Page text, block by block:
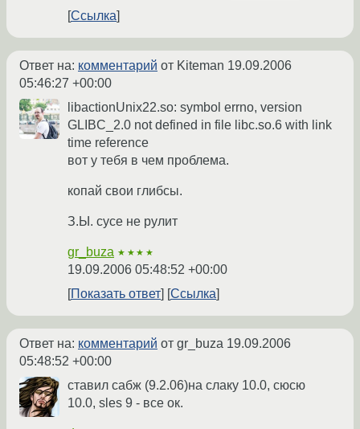
Ссылка
Ответ на: комментарий от Kiteman 19.09.2006
05:46:27 +00:00
libactionUnix22.so: symbol errno, version
GLIBC_2.0 not defined in file libc.so.6 with link
time reference
вот у тебя в чем проблема.
копай свои глибсы.
З.Ы. сусе не рулит
gr_buza ★★★★
19.09.2006 05:48:52 +00:00
Показать ответ
Ссылка
Ответ на: комментарий от gr_buza 19.09.2006
05:48:52 +00:00
ставил сабж (9.2.06)на слаку 10.0, сюcю
10.0, sles 9 - все ок.